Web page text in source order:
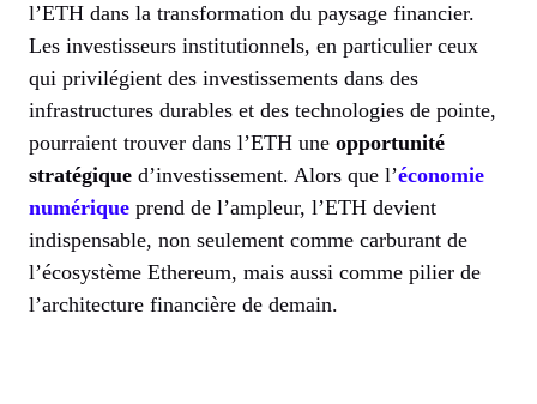
l’ETH dans la transformation du paysage financier.
Les investisseurs institutionnels, en particulier ceux
qui privilégient des investissements dans des
infrastructures durables et des technologies de pointe,
pourraient trouver dans l’ETH une opportunité
stratégique d’investissement. Alors que l’économie
numérique prend de l’ampleur, l’ETH devient
indispensable, non seulement comme carburant de
l’écosystème Ethereum, mais aussi comme pilier de
l’architecture financière de demain.